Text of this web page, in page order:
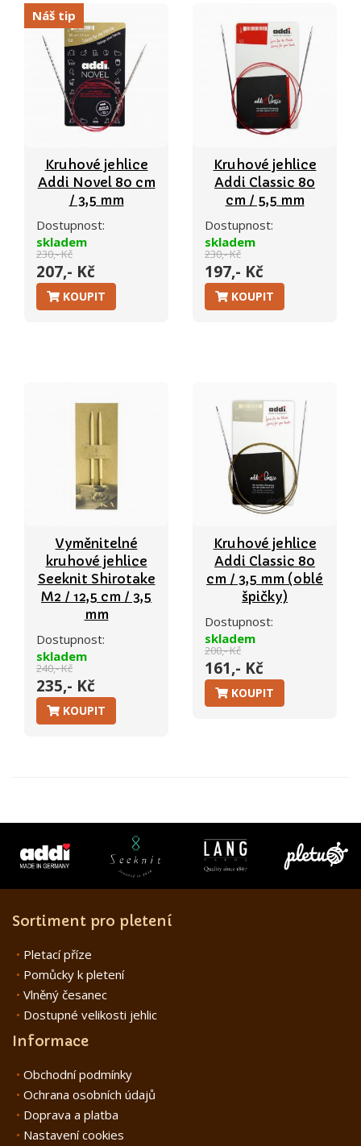
Náš tip
Kruhové jehlice
Addi Novel 80 cm
/ 3,5 mm
Dostupnost:
skladem
230,- Kč
207,- Kč
KOUPIT
Kruhové jehlice
Addi Classic 80
cm / 5,5 mm
Dostupnost:
skladem
230,- Kč
197,- Kč
KOUPIT
Vyměnitelné
kruhové jehlice
Seeknit Shirotake
M2 / 12,5 cm / 3,5
mm
Dostupnost:
skladem
240,- Kč
235,- Kč
KOUPIT
Kruhové jehlice
Addi Classic 80
cm / 3,5 mm (oblé
špičky)
Dostupnost:
skladem
200,- Kč
161,- Kč
KOUPIT
Sortiment pro pletení
Pletací příze
Pomůcky k pletení
Vlněný česanec
Dostupné velikosti jehlic
Informace
Obchodní podmínky
Ochrana osobních údajů
Doprava a platba
Nastavení cookies